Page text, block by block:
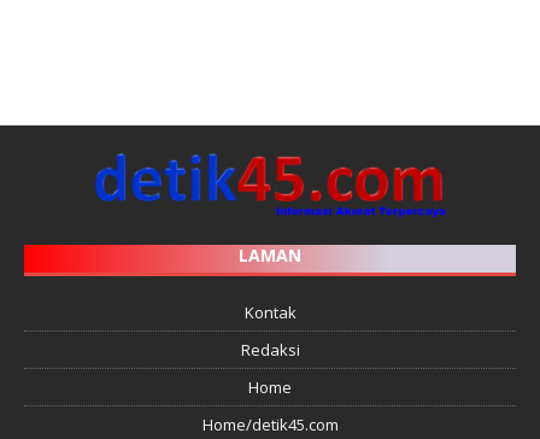
LAMAN
Kontak
Redaksi
Home
Home/detik45.com